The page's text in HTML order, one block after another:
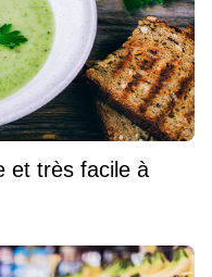
et très facile à